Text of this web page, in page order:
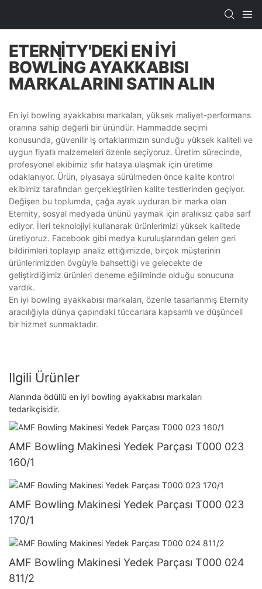
ETERNITY'DEKI EN İYI
BOWLING AYAKKABISI
MARKALARINI SATIN ALIN
En iyi bowling ayakkabısı markaları, yüksek maliyet-performans
oranına sahip değerli bir üründür. Hammadde seçimi
konusunda, güvenilir iş ortaklarımızın sunduğu yüksek kaliteli ve
uygun fiyatlı malzemeleri özenle seçiyoruz. Üretim sürecinde,
profesyonel ekibimiz sıfır hataya ulaşmak için üretime
odaklanıyor. Ürün, piyasaya sürülmeden önce kalite kontrol
ekibimiz tarafından gerçekleştirilen kalite testlerinden geçiyor.
Değişen bu toplumda, çağa ayak uyduran bir marka olan
Eternity, sosyal medyada ününü yaymak için aralıksız çaba sarf
ediyor. İleri teknolojiyi kullanarak ürünlerimizi yüksek kalitede
üretiyoruz. Facebook gibi medya kuruluşlarından gelen geri
bildirimleri toplayıp analiz ettiğimizde, birçok müşterinin
ürünlerimizden övgüyle bahsettiği ve gelecekte de
geliştirdiğimiz ürünleri deneme eğiliminde olduğu sonucuna
vardık.
En iyi bowling ayakkabısı markaları, özenle tasarlanmış Eternity
aracılığıyla dünya çapındaki tüccarlara kapsamlı ve düşünceli
bir hizmet sunmaktadır.
Ilgili Ürünler
Alanında ödüllü en iyi bowling ayakkabısı markaları
tedarikçisidir.
AMF Bowling Makinesi Yedek Parçası T000 023
160/1
AMF Bowling Makinesi Yedek Parçası T000 023
170/1
AMF Bowling Makinesi Yedek Parçası T000 024
811/2